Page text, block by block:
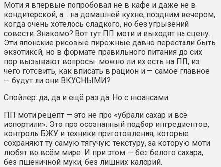
Моти я впервые попробовал не в кафе и даже не в
кондитерской, а… на домашней кухне, поздним вечером,
когда очень хотелось сладкого, но без угрызений
совести. Знакомо? Вот тут ПП моти и выходят на сцену.
Эти японские рисовые пирожные давно перестали быть
экзотикой, но в формате правильного питания до сих
пор вызывают вопросы: можно ли их есть на ПП, из
чего готовить, как вписать в рацион и — самое главное
— будут ли они ВКУСНЫМИ?
Спойлер: да, да и ещё раз да. Но с нюансами.
ПП моти рецепт — это не про «убрали сахар и всё
испортили». Это про осознанный подбор ингредиентов,
контроль БЖУ и техники приготовления, которые
сохраняют ту самую тягучую текстуру, за которую моти
любят во всём мире. И при этом — без белого сахара,
без пшеничной муки, без лишних калорий.